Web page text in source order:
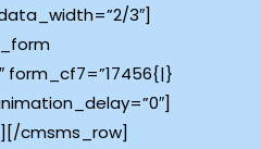
3″]
form_cf7=”17456{|}
cmsms_row]